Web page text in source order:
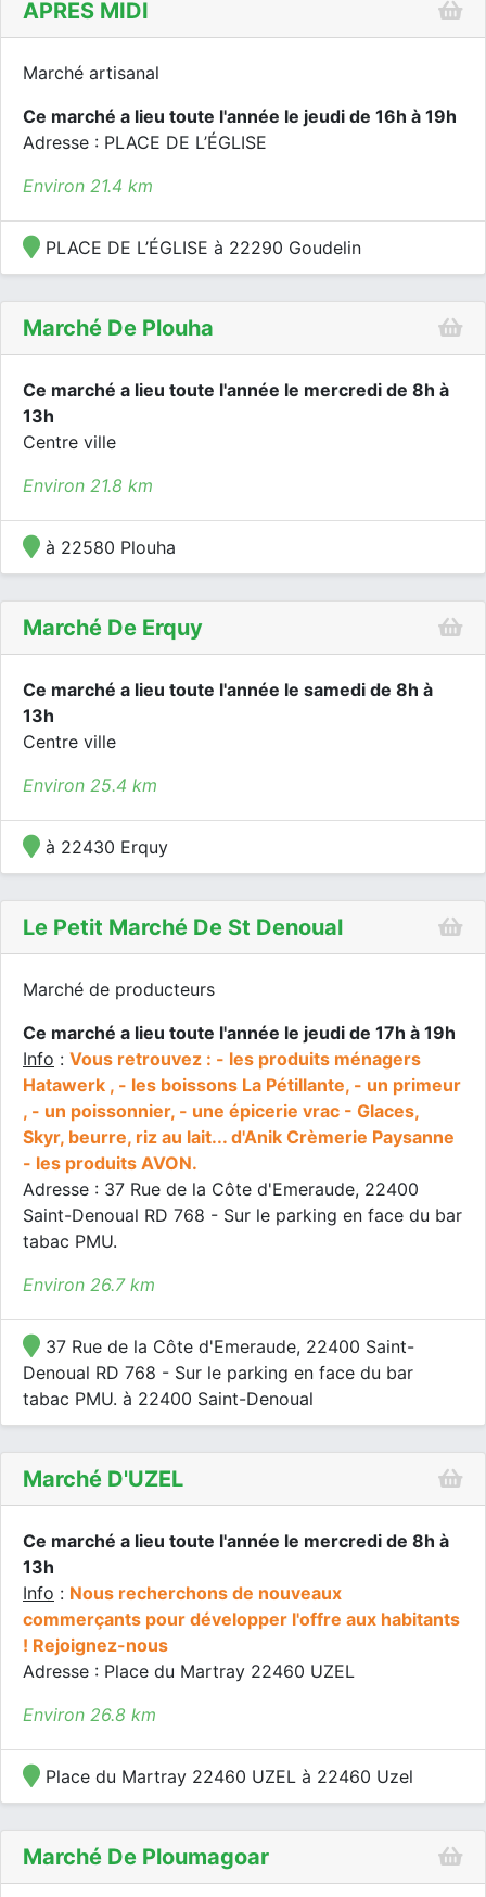
APRES MIDI
Marché artisanal
Ce marché a lieu toute l'année le jeudi de 16h à 19h
Adresse : PLACE DE L’ÉGLISE
Environ 21.4 km
PLACE DE L’ÉGLISE à 22290 Goudelin
Marché De Plouha
Ce marché a lieu toute l'année le mercredi de 8h à
13h
Centre ville
Environ 21.8 km
à 22580 Plouha
Marché De Erquy
Ce marché a lieu toute l'année le samedi de 8h à
13h
Centre ville
Environ 25.4 km
à 22430 Erquy
Le Petit Marché De St Denoual
Marché de producteurs
Ce marché a lieu toute l'année le jeudi de 17h à 19h
Info : Vous retrouvez : - les produits ménagers
Hatawerk , - les boissons La Pétillante, - un primeur
, - un poissonnier, - une épicerie vrac - Glaces,
Skyr, beurre, riz au lait... d'Anik Crèmerie Paysanne
- les produits AVON.
Adresse : 37 Rue de la Côte d'Emeraude, 22400
Saint-Denoual RD 768 - Sur le parking en face du bar
tabac PMU.
Environ 26.7 km
37 Rue de la Côte d'Emeraude, 22400 Saint-
Denoual RD 768 - Sur le parking en face du bar
tabac PMU. à 22400 Saint-Denoual
Marché D'UZEL
Ce marché a lieu toute l'année le mercredi de 8h à
13h
Info : Nous recherchons de nouveaux
commerçants pour développer l'offre aux habitants
! Rejoignez-nous
Adresse : Place du Martray 22460 UZEL
Environ 26.8 km
Place du Martray 22460 UZEL à 22460 Uzel
Marché De Ploumagoar